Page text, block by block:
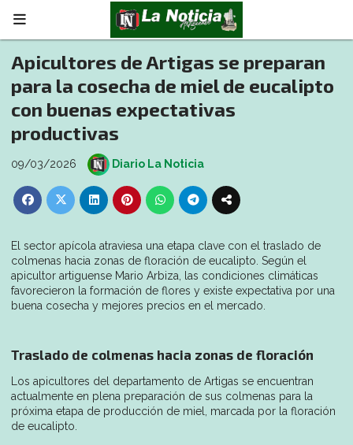
Apicultores de Artigas se preparan
para la cosecha de miel de eucalipto
con buenas expectativas
productivas
09/03/2026 Diario La Noticia
El sector apícola atraviesa una etapa clave con el traslado de
colmenas hacia zonas de floración de eucalipto. Según el
apicultor artiguense Mario Arbiza, las condiciones climáticas
favorecieron la formación de flores y existe expectativa por una
buena cosecha y mejores precios en el mercado.
Traslado de colmenas hacia zonas de floración
Los apicultores del departamento de Artigas se encuentran
actualmente en plena preparación de sus colmenas para la
próxima etapa de producción de miel, marcada por la floración
de eucalipto.